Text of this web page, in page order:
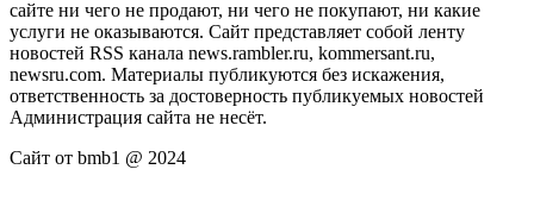
сайте ни чего не продают, ни чего не покупают, ни какие
услуги не оказываются. Сайт представляет собой ленту
новостей RSS канала news.rambler.ru, kommersant.ru,
newsru.com. Материалы публикуются без искажения,
ответственность за достоверность публикуемых новостей
Администрация сайта не несёт.
Сайт от bmb1 @ 2024